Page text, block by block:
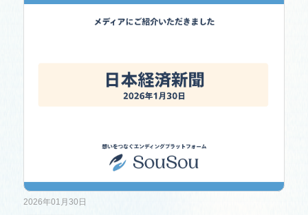
2026年01月30日